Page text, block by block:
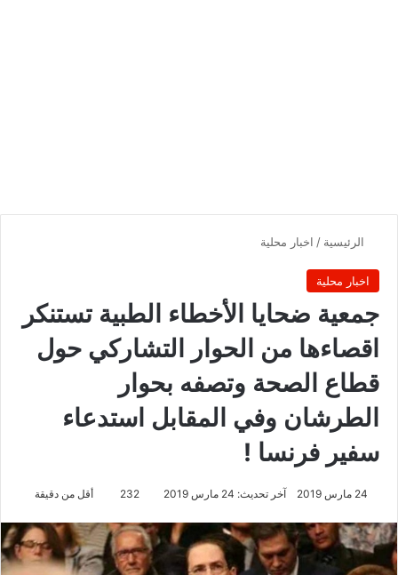
الرئيسية / اخبار محلية
اخبار محلية
جمعية ضحايا الأخطاء الطبية تستنكر
اقصاءها من الحوار التشاركي حول
قطاع الصحة وتصفه بحوار
الطرشان وفي المقابل استدعاء
سفير فرنسا !
24 مارس 2019 آخر تحديث: 24 مارس 2019 232 أقل من دقيقة